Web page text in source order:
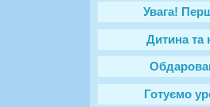
Увага!
Дитина та
Готуємо